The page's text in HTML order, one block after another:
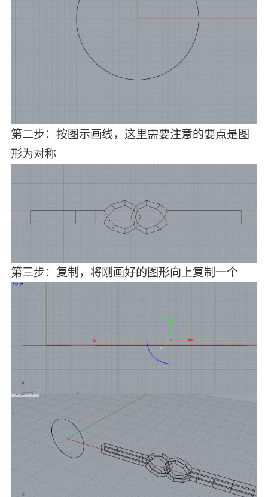
第二步：按图示画线，这里需要注意的要点是图
形为对称
第三步：复制，将刚画好的图形向上复制一个